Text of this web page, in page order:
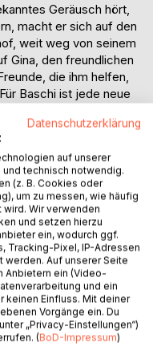
Geräusch hört,
macht er sich auf den
weit weg von seinem
Gina, den freundlichen
die ihm helfen,
Baschi ist jede neue
eigene Weise.
erzählt die
Igels, der uns zeigt,
erreichen kann.
Botschaften über
Entdeckergeistes.
und seine
und mit ihm lachen,
Alter von 3 bis 6
als auch zum
Illustrationen
Datenschutzerklärung
auf unserer
technisch notwendig.
(z. B. Cookies oder
um zu messen, wie häufig
Wir verwenden
und setzen hierzu
ein, wodurch ggf.
Tracking-Pixel, IP-Adressen
Auf unserer Seite
Anbietern ein (Video-
und ein
keinen Einfluss. Mit deiner
Vorgänge ein. Du
„Privacy-Einstellungen“)
(BoD-Impressum)